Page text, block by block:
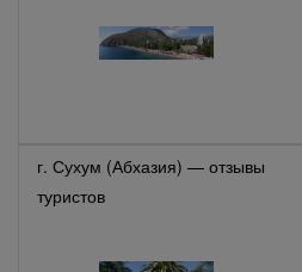
г. Сухум (Абхазия) — отзывы
туристов